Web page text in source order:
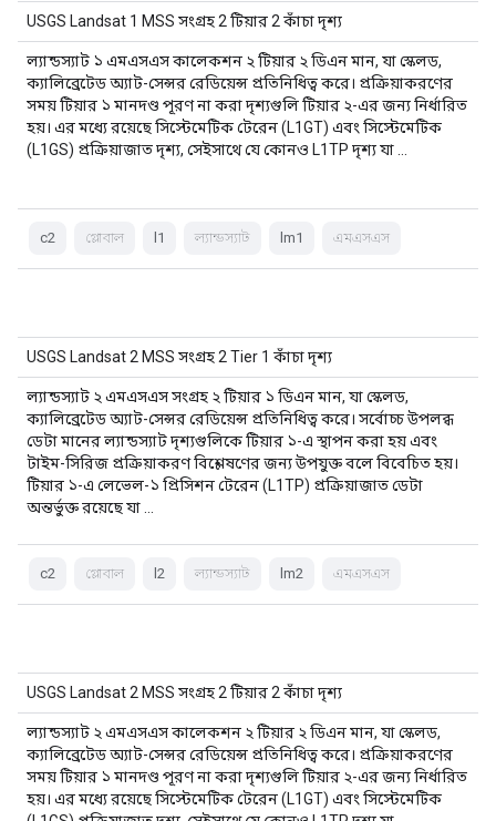
USGS Landsat 1 MSS সংগ্রহ 2 টিয়ার 2 কাঁচা দৃশ্য
ল্যান্ডস্যাট ১ এমএসএস কালেকশন ২ টিয়ার ২ ডিএন মান, যা স্কেলড,
ক্যালিব্রেটেড অ্যাট-সেন্সর রেডিয়েন্স প্রতিনিধিত্ব করে। প্রক্রিয়াকরণের
সময় টিয়ার ১ মানদণ্ড পূরণ না করা দৃশ্যগুলি টিয়ার ২-এর জন্য নির্ধারিত
হয়। এর মধ্যে রয়েছে সিস্টেমেটিক টেরেন (L1GT) এবং সিস্টেমেটিক
(L1GS) প্রক্রিয়াজাত দৃশ্য, সেইসাথে যে কোনও L1TP দৃশ্য যা …
c2 গ্লোবাল l1 ল্যান্ডস্যাট lm1 এমএসএস
USGS Landsat 2 MSS সংগ্রহ 2 Tier 1 কাঁচা দৃশ্য
ল্যান্ডস্যাট ২ এমএসএস সংগ্রহ ২ টিয়ার ১ ডিএন মান, যা স্কেলড,
ক্যালিব্রেটেড অ্যাট-সেন্সর রেডিয়েন্স প্রতিনিধিত্ব করে। সর্বোচ্চ উপলব্ধ
ডেটা মানের ল্যান্ডস্যাট দৃশ্যগুলিকে টিয়ার ১-এ স্থাপন করা হয় এবং
টাইম-সিরিজ প্রক্রিয়াকরণ বিশ্লেষণের জন্য উপযুক্ত বলে বিবেচিত হয়।
টিয়ার ১-এ লেভেল-১ প্রিসিশন টেরেন (L1TP) প্রক্রিয়াজাত ডেটা
অন্তর্ভুক্ত রয়েছে যা …
c2 গ্লোবাল l2 ল্যান্ডস্যাট lm2 এমএসএস
USGS Landsat 2 MSS সংগ্রহ 2 টিয়ার 2 কাঁচা দৃশ্য
ল্যান্ডস্যাট ২ এমএসএস কালেকশন ২ টিয়ার ২ ডিএন মান, যা স্কেলড,
ক্যালিব্রেটেড অ্যাট-সেন্সর রেডিয়েন্স প্রতিনিধিত্ব করে। প্রক্রিয়াকরণের
সময় টিয়ার ১ মানদণ্ড পূরণ না করা দৃশ্যগুলি টিয়ার ২-এর জন্য নির্ধারিত
হয়। এর মধ্যে রয়েছে সিস্টেমেটিক টেরেন (L1GT) এবং সিস্টেমেটিক